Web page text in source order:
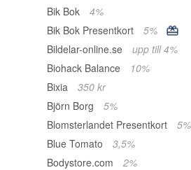
Bik Bok
4%
Bik Bok Presentkort
5%
Bildelar-online.se
upp till 4%
Biohack Balance
10%
Bixia
350 kr
Björn Borg
5%
Blomsterlandet Presentkort
5%
Blue Tomato
3,5%
Bodystore.com
2%